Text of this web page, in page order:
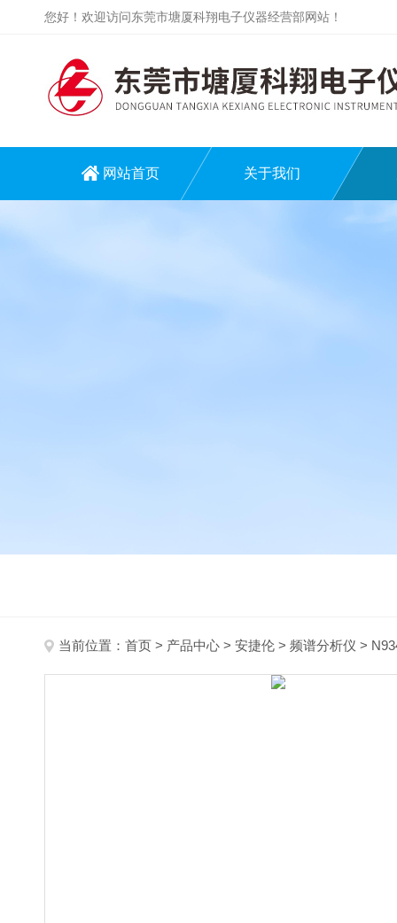
您好！欢迎访问东莞市塘厦科翔电子仪器经营部网站！
网站首页 关于我们
当前位置： 首页 > 产品中心 > 安捷伦 > 频谱分析仪 >